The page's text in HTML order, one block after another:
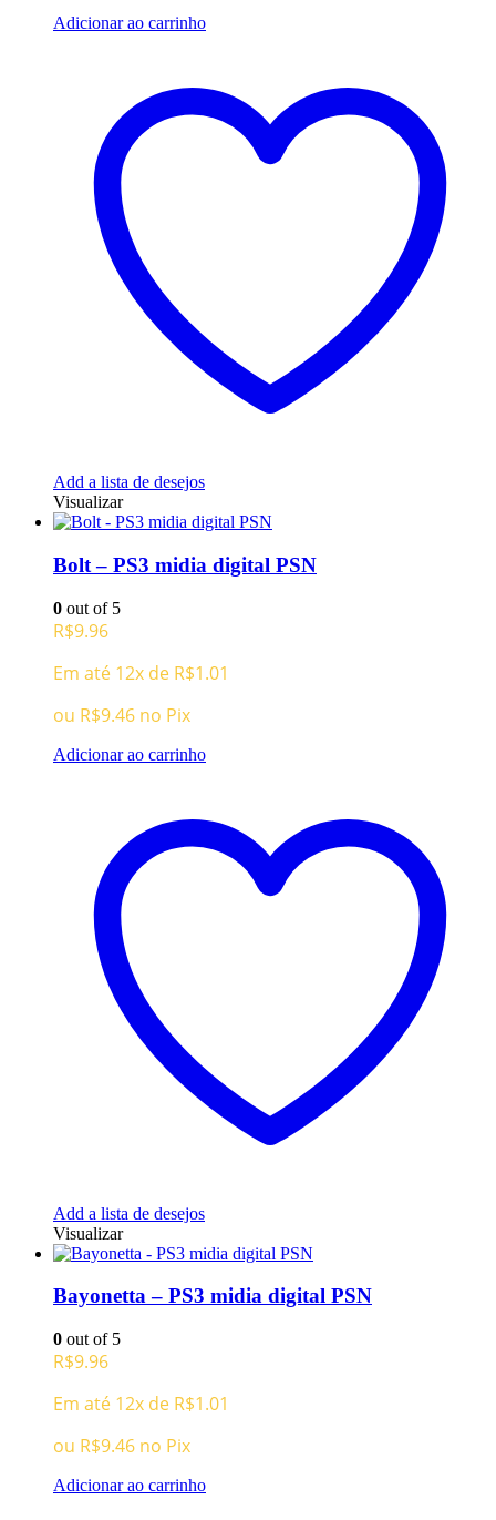
Adicionar ao carrinho
Add a lista de desejos
Visualizar
Bolt – PS3 midia digital PSN
0 out of 5
R$9.96
Em até 12x de R$1.01
ou R$9.46 no Pix
Adicionar ao carrinho
Add a lista de desejos
Visualizar
Bayonetta – PS3 midia digital PSN
0 out of 5
R$9.96
Em até 12x de R$1.01
ou R$9.46 no Pix
Adicionar ao carrinho